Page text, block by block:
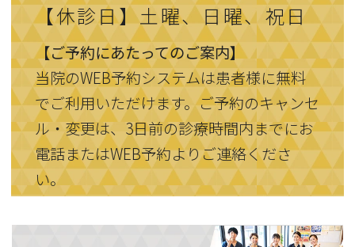
【休診日】土曜、日曜、祝日
【ご予約にあたってのご案内】
当院のWEB予約システムは患者様に無料
でご利用いただけます。ご予約のキャンセ
ル・変更は、3日前の診療時間内までにお
電話またはWEB予約よりご連絡くださ
い。